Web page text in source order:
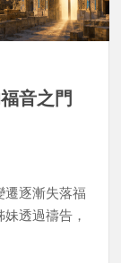
音之門
遷逐漸失落福
透過禱告，